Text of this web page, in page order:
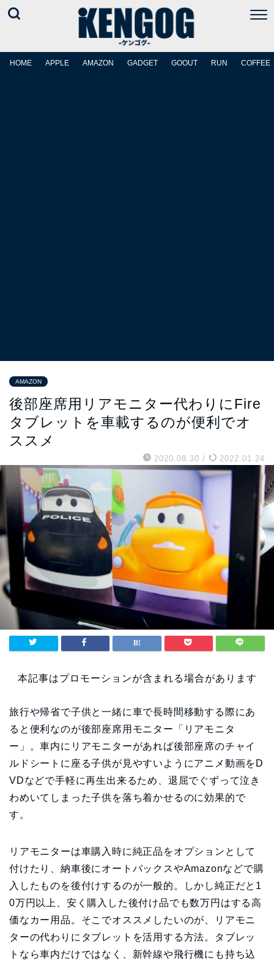
HOME APPLE AMAZON GADGET GOOUT RUN COFFEE
AMAZON
後部座席用リアモニター代わりにFire
タブレットを車載するのが便利でオ
ススメ
2020.08.30 / 2022.01.24
本記事はプロモーションが含まれる場合があります
旅行や帰省で子供と一緒に車で長時間移動する際にあ
ると便利なのが後部座席用モニター「リアモニタ
ー」。車内にリアモニターがあれば後部座席のチャイ
ルドシートに座る子供が見やすいようにアニメ動画をD
VDなどで手軽に再生出来るため、退屈でぐずって泣き
わめいてしまった子供を落ち着かせるのに効果的で
す。
リアモニターは車購入時に純正品をオプションとして
付けたり、納車後にオートバックスやAmazonなどで購
入したものを後付けするのが一般的。しかし純正だと1
0万円以上、安く購入した後付け品でも数万円はする高
価なカー用品。そこでオススメしたいのが、リアモニ
ターの代わりにタブレットを活用する方法。タブレッ
トなら車内だけではなく、新幹線や飛行機にも持ち込